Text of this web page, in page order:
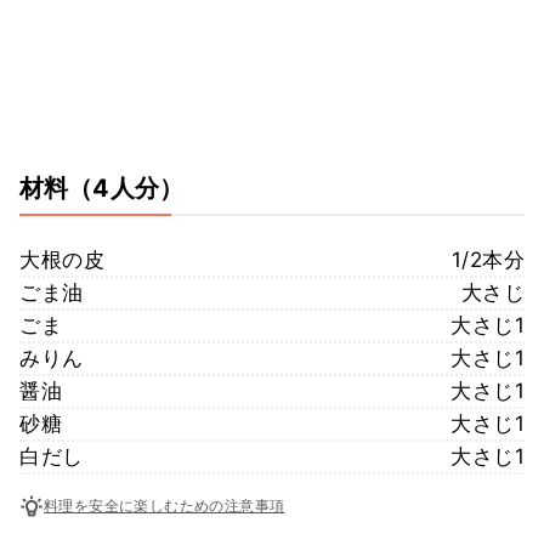
材料（4人分）
大根の皮
1/2本分
ごま油
大さじ
ごま
大さじ1
みりん
大さじ1
醤油
大さじ1
砂糖
大さじ1
白だし
大さじ1
料理を安全に楽しむための注意事項